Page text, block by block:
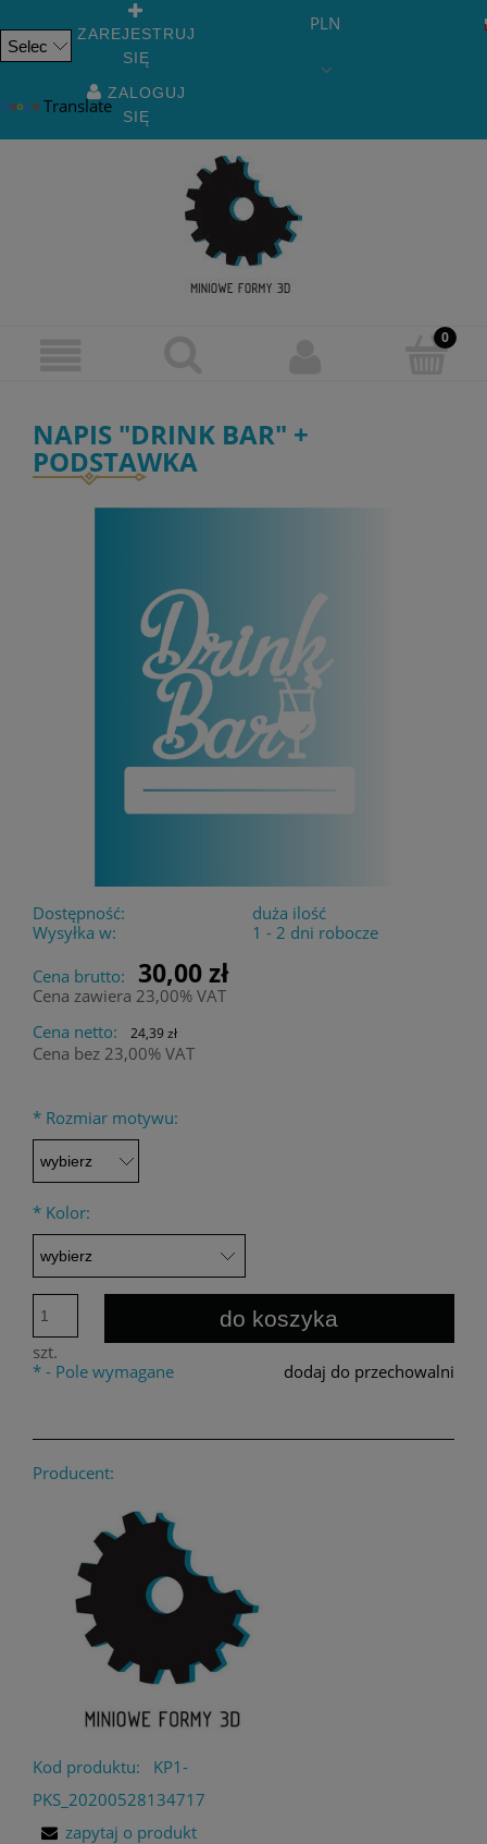
Translate
ZAREJESTRUJ
SIĘ
ZALOGUJ
SIĘ
PLN
NAPIS "DRINK BAR" +
PODSTAWKA
Dostępność:
duża ilość
Wysyłka w:
1 - 2 dni robocze
Cena brutto:
30,00 zł
Cena zawiera 23,00% VAT
Cena netto:
24,39 zł
Cena bez 23,00% VAT
* Rozmiar motywu:
* Kolor:
szt.
do koszyka
dodaj do przechowalni
* - Pole wymagane
Producent:
Kod produktu:
KP1-
PKS_20200528134717
zapytaj o produkt